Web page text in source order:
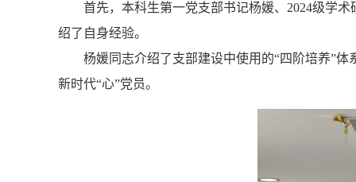
首先，本科生第一党支部书记杨媛、2024级学
绍了自身经验。
杨媛同志介绍了支部建设中使用的“四阶培养”
新时代“心”党员。